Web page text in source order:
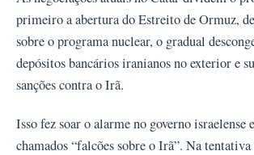
primeiro a abertura do Estreito de Ormuz,
sobre o programa nuclear, o gradual
depósitos bancários iranianos no exterior e
sanções contra o Irã.
Isso fez soar o alarme no governo israelense
chamados “falcões sobre o Irã”. Na